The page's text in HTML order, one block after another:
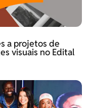
a projetos de
visuais no Edital